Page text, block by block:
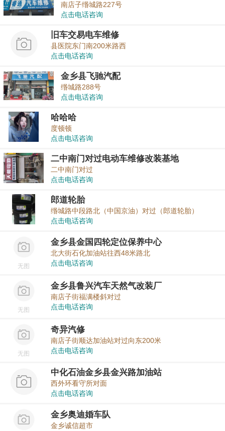
南店子缗城路227号
点击电话咨询
旧车交易电车维修
县医院东门南200米路西
点击电话咨询
金乡县飞驰汽配
缗城路288号
点击电话咨询
哈哈哈
度顿顿
点击电话咨询
二中南门对过电动车维修改装基地
二中南门对过
点击电话咨询
郎道轮胎
缗城路中段路北（中国京油）对过（郎道轮胎）
点击电话咨询
无图
金乡县金国四轮定位保养中心
北大街石化加油站往西48米路北
点击电话咨询
无图
金乡县鲁兴汽车天然气改装厂
南店子街福满楼斜对过
点击电话咨询
无图
奇异汽修
南店子街顺达加油站对过向东200米
点击电话咨询
中化石油金乡县金兴路加油站
西外环看守所对面
点击电话咨询
金乡奥迪婚车队
金乡诚信超市